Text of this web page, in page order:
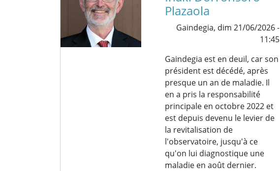
Plazaola
Gaindegia, dim 21/06/2026 -
11:45
Gaindegia est en deuil, car son
président est décédé, après
presque un an de maladie. Il
en a pris la responsabilité
principale en octobre 2022 et
est depuis devenu le levier de
la revitalisation de
l'observatoire, jusqu'à ce
qu'on lui diagnostique une
maladie en août dernier.